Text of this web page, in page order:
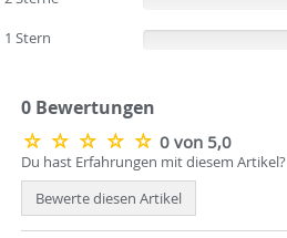
1 Stern
0 Bewertungen
0 von 5,0
Du hast Erfahrungen mit diesem Artikel?
Bewerte diesen Artikel